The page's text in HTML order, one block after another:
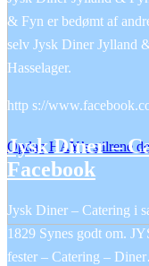
Opdag HAY’s stilrene
& Fyn er bedømt af
selv Jysk Diner Jylland
Hasselager.
http s://
Jysk Diner –
Facebook
Jysk Diner – Catering i
1829 Synes godt om.
fester – Catering –